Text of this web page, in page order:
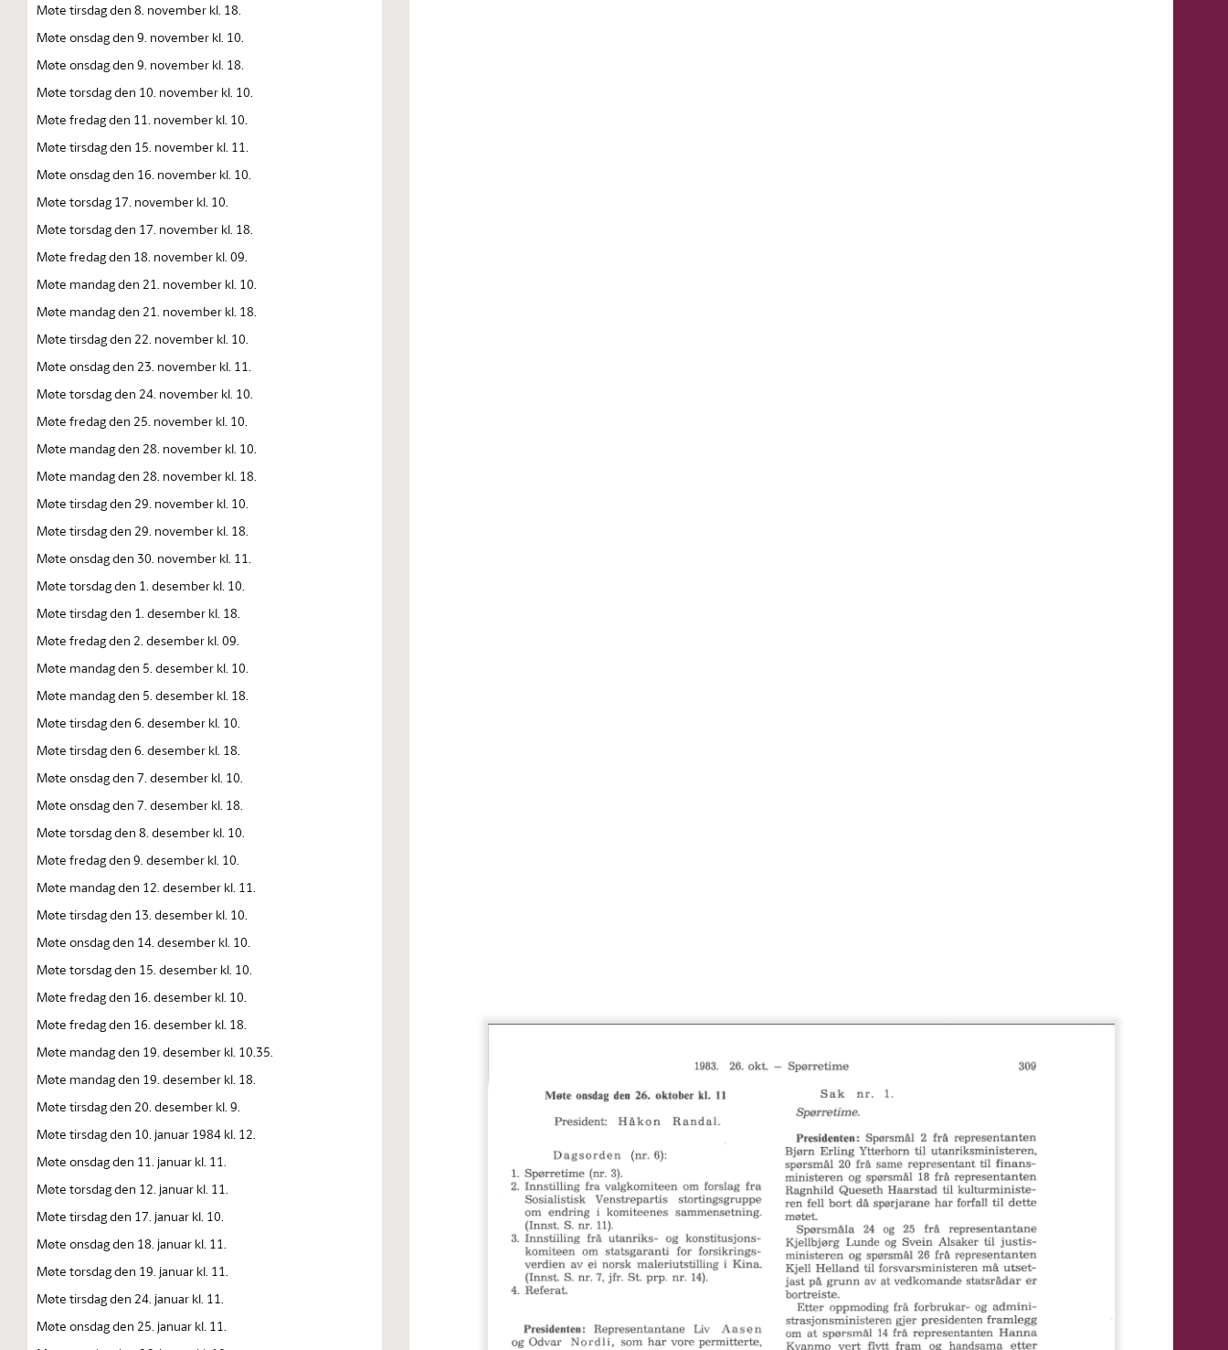
Møte tirsdag den 8. november kl. 18.
Møte onsdag den 9. november kl. 10.
Møte onsdag den 9. november kl. 18.
Møte torsdag den 10. november kl. 10.
Møte fredag den 11. november kl. 10.
Møte tirsdag den 15. november kl. 11.
Møte onsdag den 16. november kl. 10.
Møte torsdag 17. november kl. 10.
Møte torsdag den 17. november kl. 18.
Møte fredag den 18. november kl. 09.
Møte mandag den 21. november kl. 10.
Møte mandag den 21. november kl. 18.
Møte tirsdag den 22. november kl. 10.
Møte onsdag den 23. november kl. 11.
Møte torsdag den 24. november kl. 10.
Møte fredag den 25. november kl. 10.
Møte mandag den 28. november kl. 10.
Møte mandag den 28. november kl. 18.
Møte tirsdag den 29. november kl. 10.
Møte tirsdag den 29. november kl. 18.
Møte onsdag den 30. november kl. 11.
Møte torsdag den 1. desember kl. 10.
Møte tirsdag den 1. desember kl. 18.
Møte fredag den 2. desember kl. 09.
Møte mandag den 5. desember kl. 10.
Møte mandag den 5. desember kl. 18.
Møte tirsdag den 6. desember kl. 10.
Møte tirsdag den 6. desember kl. 18.
Møte onsdag den 7. desember kl. 10.
Møte onsdag den 7. desember kl. 18.
Møte torsdag den 8. desember kl. 10.
Møte fredag den 9. desember kl. 10.
Møte mandag den 12. desember kl. 11.
Møte tirsdag den 13. desember kl. 10.
Møte onsdag den 14. desember kl. 10.
Møte torsdag den 15. desember kl. 10.
Møte fredag den 16. desember kl. 10.
Møte fredag den 16. desember kl. 18.
Møte mandag den 19. desember kl. 10.35.
Møte mandag den 19. desember kl. 18.
Møte tirsdag den 20. desember kl. 9.
Møte tirsdag den 10. januar 1984 kl. 12.
Møte onsdag den 11. januar kl. 11.
Møte torsdag den 12. januar kl. 11.
Møte tirsdag den 17. januar kl. 10.
Møte onsdag den 18. januar kl. 11.
Møte torsdag den 19. januar kl. 11.
Møte tirsdag den 24. januar kl. 11.
Møte onsdag den 25. januar kl. 11.